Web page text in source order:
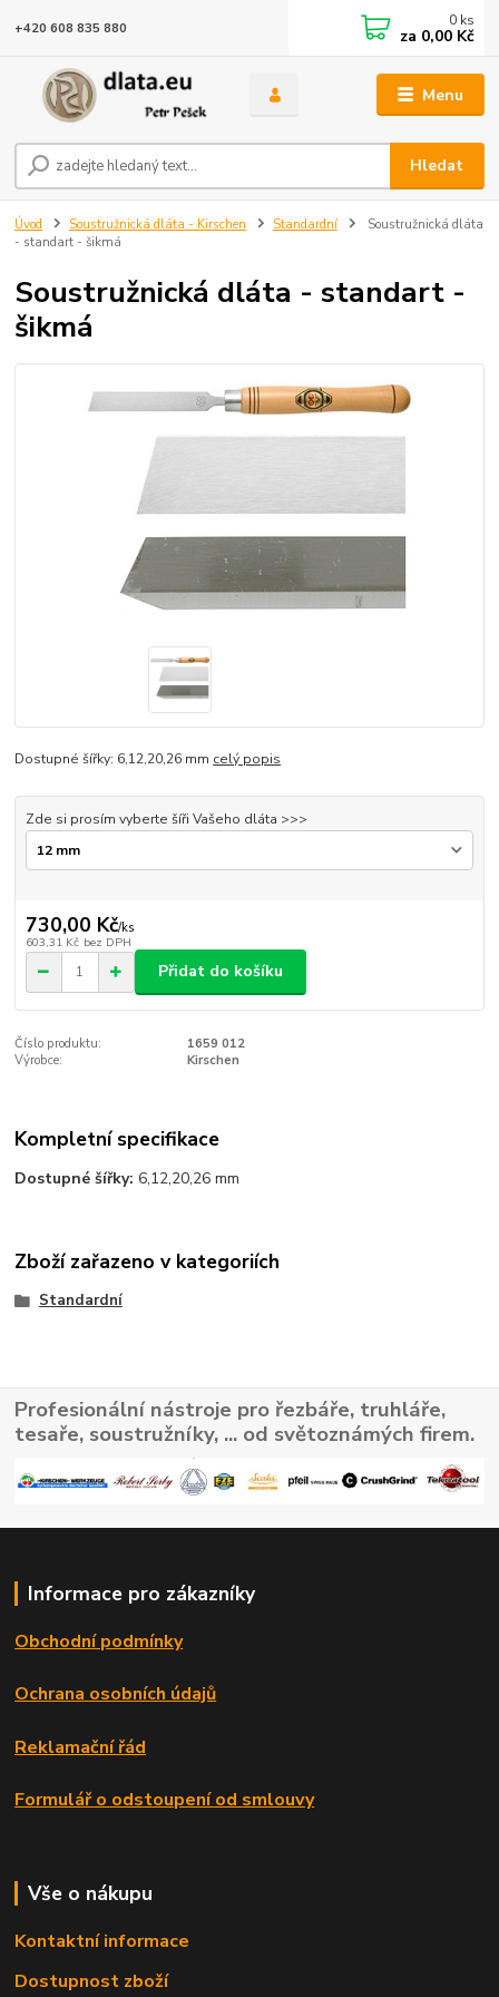
Menu
Hledat
+420 608 835 880 0 ks
za 0,00 Kč
Úvod Soustružnická dláta - Kirschen Standardní
Soustružnická dláta
- standart - šikmá
Soustružnická dláta - standart -
šikmá
Dostupné šířky: 6,12,20,26 mm celý popis
Zde si prosím vyberte šíři Vašeho dláta >>>
730,00 Kč/ks
603,31 Kč bez DPH
Přidat do košíku
Číslo produktu:
1659 012
Výrobce:
Kirschen
Kompletní specifikace
Dostupné šířky: 6,12,20,26 mm
Zboží zařazeno v kategoriích
Standardní
Profesionální nástroje pro řezbáře, truhláře,
tesaře, soustružníky, ... od světoznámých firem.
Informace pro zákazníky
Obchodní podmínky
Ochrana osobních údajů
Reklamační řád
Formulář o odstoupení od smlouvy
Vše o nákupu
Kontaktní informace
Dostupnost zboží